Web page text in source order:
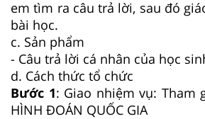
em tìm ra câu trả lời, sau đó
bài học.
c. Sản phẩm
- Câu trả lời cá nhân của học
d. Cách thức tổ chức
Bước 1: Giao nhiệm vụ: Tham
HÌNH ĐOÁN QUỐC GIA